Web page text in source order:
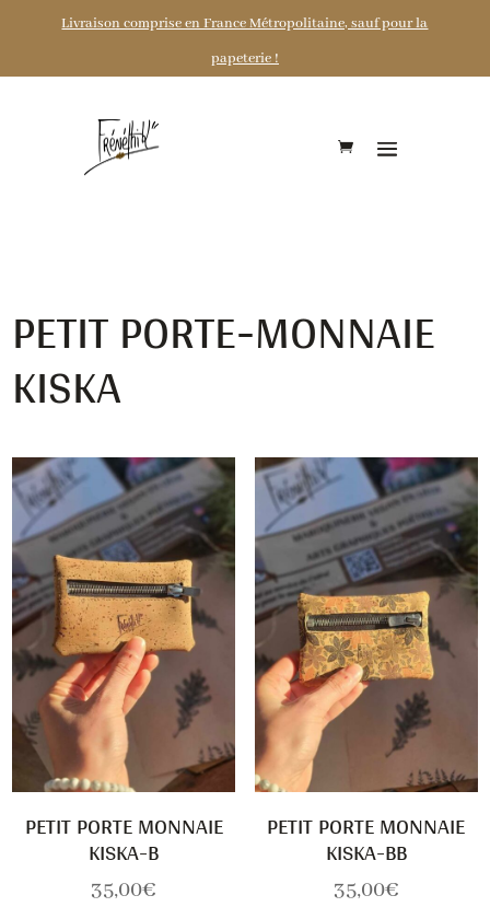
Livraison comprise en France Métropolitaine, sauf pour la
papeterie !
PETIT PORTE-MONNAIE
KISKA
PETIT PORTE MONNAIE
KISKA-B
35,00€
PETIT PORTE MONNAIE
KISKA-BB
35,00€